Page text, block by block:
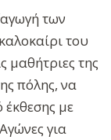
των
του
μαθήτριες της
πόλης, να
έκθεσης με
για